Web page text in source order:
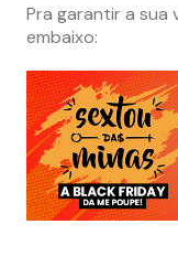
Pra garantir a sua
embaixo: